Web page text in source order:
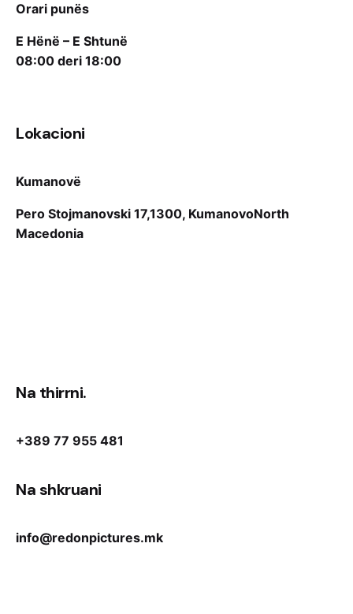
Orari punës
E Hënë – E Shtunë
08:00 deri 18:00
Lokacioni
Kumanovë
Pero Stojmanovski 17,1300, KumanovoNorth
Macedonia
Na thirrni.
+389 77 955 481
Na shkruani
info@redonpictures.mk